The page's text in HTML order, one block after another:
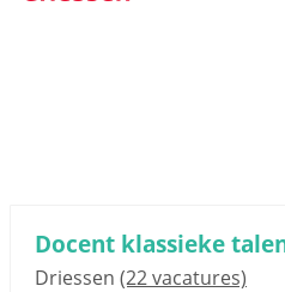
Docent klassieke
Driessen (22 vacatures)